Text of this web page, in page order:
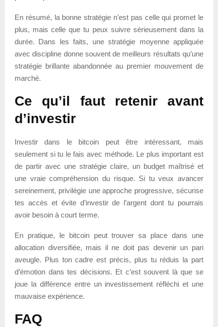
En résumé, la bonne stratégie n’est pas celle qui promet le
plus, mais celle que tu peux suivre sérieusement dans la
durée. Dans les faits, une stratégie moyenne appliquée
avec discipline donne souvent de meilleurs résultats qu’une
stratégie brillante abandonnée au premier mouvement de
marché.
Ce qu’il faut retenir avant
d’investir
Investir dans le bitcoin peut être intéressant, mais
seulement si tu le fais avec méthode. Le plus important est
de partir avec une stratégie claire, un budget maîtrisé et
une vraie compréhension du risque. Si tu veux avancer
sereinement, privilégie une approche progressive, sécurise
tes accès et évite d’investir de l’argent dont tu pourrais
avoir besoin à court terme.
En pratique, le bitcoin peut trouver sa place dans une
allocation diversifiée, mais il ne doit pas devenir un pari
aveugle. Plus ton cadre est précis, plus tu réduis la part
d’émotion dans tes décisions. Et c’est souvent là que se
joue la différence entre un investissement réfléchi et une
mauvaise expérience.
FAQ